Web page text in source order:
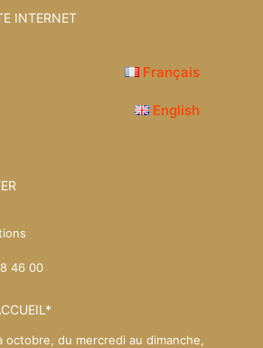
INTERNET
Français
English
46 00
octobre, du mercredi au dimanche,